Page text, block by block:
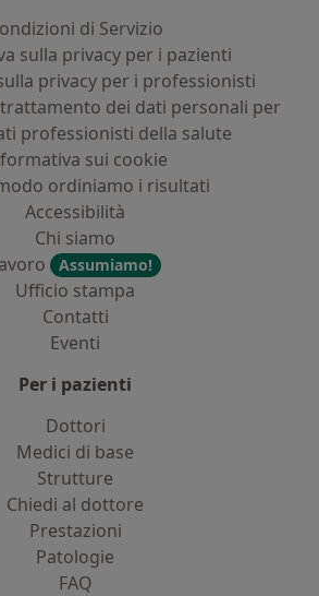
di Servizio
sulla privacy per i pazienti
privacy per i professionisti
dei dati personali per
professionisti della salute
sui cookie
ordiniamo i risultati
Accessibilità
Chi siamo
Assumiamo!
Ufficio stampa
Contatti
Eventi
Per i pazienti
Dottori
Medici di base
Strutture
Chiedi al dottore
Prestazioni
Patologie
FAQ